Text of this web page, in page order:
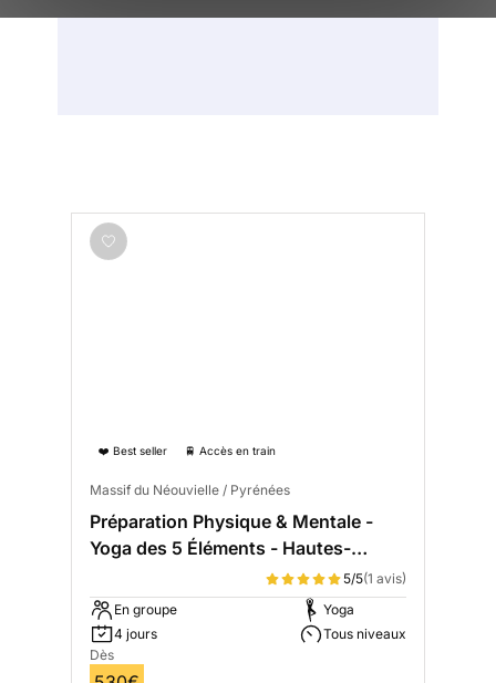
❤️ Best seller 🚆 Accès en train
Massif du Néouvielle / Pyrénées
Préparation Physique & Mentale -
Yoga des 5 Éléments - Hautes-
5/5(1 avis)
En groupe
4 jours
Yoga
Tous niveaux
Dès